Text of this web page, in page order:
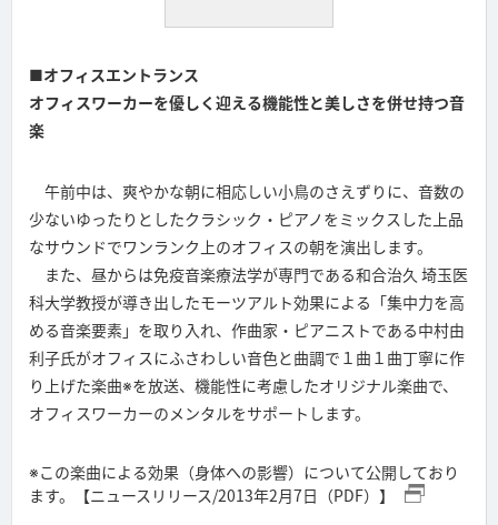
■オフィスエントランス
オフィスワーカーを優しく迎える機能性と美しさを併せ持つ音
楽
午前中は、爽やかな朝に相応しい小鳥のさえずりに、音数の
少ないゆったりとしたクラシック・ピアノをミックスした上品
なサウンドでワンランク上のオフィスの朝を演出します。
また、昼からは免疫音楽療法学が専門である和合治久 埼玉医
科大学教授が導き出したモーツアルト効果による「集中力を高
める音楽要素」を取り入れ、作曲家・ピアニストである中村由
利子氏がオフィスにふさわしい音色と曲調で１曲１曲丁寧に作
り上げた楽曲※を放送、機能性に考慮したオリジナル楽曲で、
オフィスワーカーのメンタルをサポートします。
※この楽曲による効果（身体への影響）について公開しており
ます。【ニュースリリース/2013年2月7日（PDF）】